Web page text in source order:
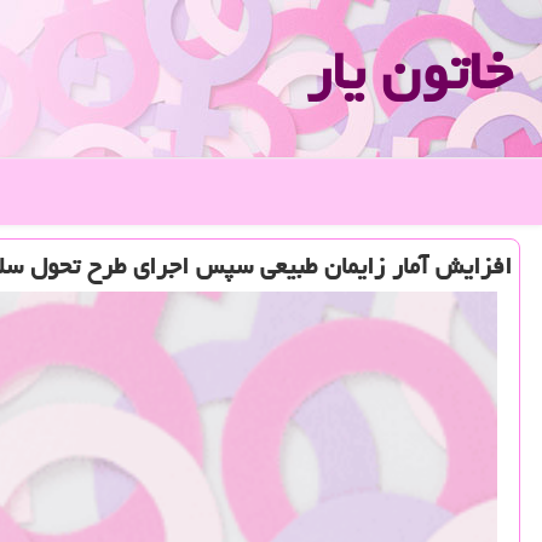
خاتون یار
افزایش آمار زایمان طبیعی سپس اجرای طرح تحول